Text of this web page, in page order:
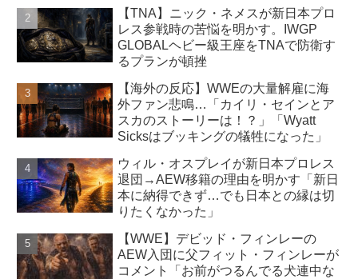
【TNA】ニック・ネメスが新日本プロ
レス参戦時の苦悩を明かす。IWGP
GLOBALヘビー級王座をTNAで防衛す
るプランが頓挫
【海外の反応】WWEの大量解雇に海
外ファン悲鳴…「カイリ・セインとア
スカのストーリーは！？」「Wyatt
Sicksはブッキングの犠牲になった」
ウィル・オスプレイが新日本プロレス
退団→AEW移籍の理由を明かす「新日
本に納得できず…でも日本との縁は切
りたくなかった」
【WWE】デビッド・フィンレーの
AEW入団に父フィット・フィンレーが
コメント「お前がつるんでる犬連中な